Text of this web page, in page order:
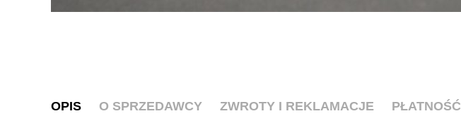
OPIS O SPRZEDAWCY ZWROTY I REKLAMACJE
PŁATNOŚĆ